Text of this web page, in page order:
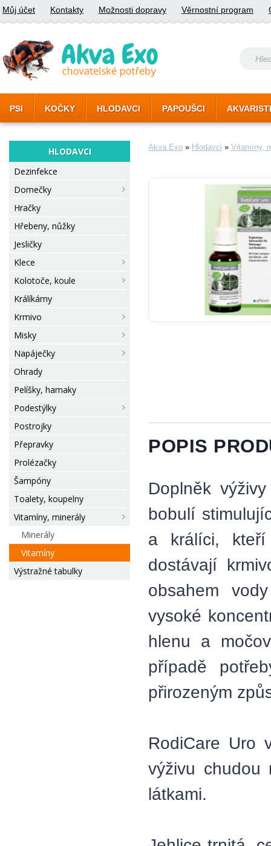
Můj účet Kontakty Možnosti dopravy Věrnostní program
PSI KOČKY HLODAVCI PAPOUŠCI
HLODAVCI
Dezinfekce
Domečky
Hračky
Hřebeny, nůžky
Jesličky
Klece
Kolotoče, koule
Králíkárny
Krmivo
Misky
Napáječky
Ohrady
Pelíšky, hamaky
Podestýlky
Postrojky
Přepravky
Prolézačky
Šampóny
Toalety, koupelny
Vitamíny, minerály
Minerály
Vitamíny
Výstražné tabulky
Akva Exo » Hlodavci » Vitamíny,
POPIS
Doplněk
bobulí
a králíci,
dostávají
obsahem
vysoké
hlenu a
případě
přirozeným
RodiCare Uro
výživu chudou
látkami.